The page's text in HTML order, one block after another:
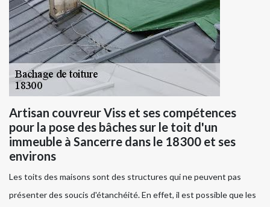
Artisan couvreur Viss et ses compétences
pour la pose des bâches sur le toit d'un
immeuble à Sancerre dans le 18300 et ses
environs
Les toits des maisons sont des structures qui ne peuvent pas
présenter des soucis d'étanchéité. En effet, il est possible que les